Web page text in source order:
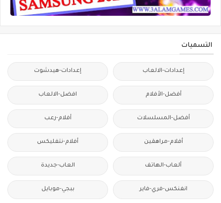
التسميات
إعدادات-الالعاب إعدادات-هيدشوت
أفضل-الأفلام افضل-الالعاب
أفضل-المسلسلات أفلام-رعب
أفلام-مراهقين أفلام-نتفليكس
ألعاب-الهاتف العاب-جديدة
انفنكس-فري-فاير ببجي-موبايل